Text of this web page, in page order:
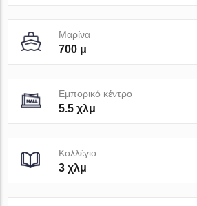
Μαρίνα
700 μ
Εμπορικό κέντρο
5.5 χλμ
Κολλέγιο
3 χλμ